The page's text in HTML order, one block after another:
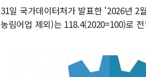
31일 국가데이터처가 발표한 '2026년 2
농림어업 제외)는 118.4(2020=100)로